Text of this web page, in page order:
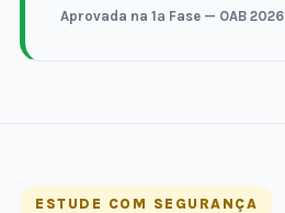
Aprovada na 1ª Fase — OAB 2026
ESTUDE COM SEGURANÇA